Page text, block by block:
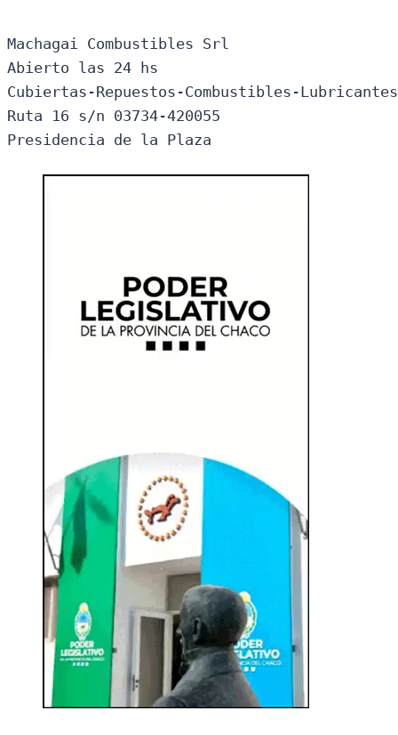
Machagai Combustibles Srl
Abierto las 24 hs
Cubiertas-Repuestos-Combustibles-
Ruta 16 s/n 03734-420055
Presidencia de la Plaza